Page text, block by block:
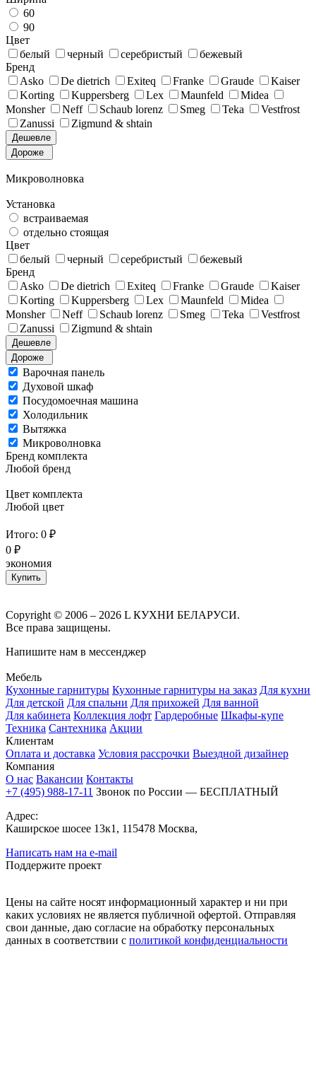
60
90
Цвет
белый
черный серебристый
бежевый
Бренд
Asko
De dietrich Exiteq Franke Graude
Kaiser
Korting
Kuppersberg Lex Maunfeld
Midea
Monsher
Neff Schaub lorenz Smeg Teka
Vestfrost
Zanussi
Zigmund & shtain
Дешевле
Дороже
Микроволновка
Установка
встраиваемая
отдельно стоящая
Цвет
белый
черный серебристый
бежевый
Бренд
Asko
De dietrich Exiteq Franke Graude
Kaiser
Korting
Kuppersberg Lex Maunfeld
Midea
Monsher
Neff Schaub lorenz Smeg Teka
Vestfrost
Zanussi
Zigmund & shtain
Дешевле
Дороже
Варочная панель
Духовой шкаф
Посудомоечная машина
Холодильник
Вытяжка
Микроволновка
Бренд комплекта
Любой бренд
Цвет комплекта
Любой цвет
Итого: 0 ₽
0 ₽
экономия
Купить
Copyright © 2006 – 2026 L КУХНИ БЕЛАРУСИ.
Все права защищены.
Напишите нам в мессенджер
Мебель
Кухонные гарнитуры Кухонные гарнитуры на заказ Для кухни
Для детской Для спальни Для прихожей Для ванной
Для кабинета Коллекция лофт Гардеробные Шкафы-купе
Техника Сантехника Акции
Клиентам
Оплата и доставка Условия рассрочки Выездной дизайнер
Компания
О нас Вакансии Контакты
+7 (495) 988-17-11 Звонок по России — БЕСПЛАТНЫЙ
Адрес:
Каширское шосее 13к1, 115478 Москва,
Написать нам на e-mail
Поддержите проект
Цены на сайте носят информационный характер и ни при
каких условиях не является публичной офертой. Отправляя
свои данные, даю согласие на обработку персональных
данных в соответствии с политикой конфиденциальности